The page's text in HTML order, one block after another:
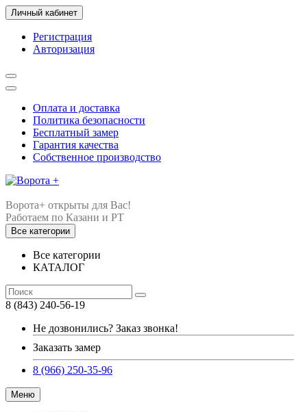
Личный кабинет
Регистрация
Авторизация
Оплата и доставка
Политика безопасности
Бесплатный замер
Гарантия качества
Собственное производство
Ворота+ открыты для Вас!
Все категории
Все категории
КАТАЛОГ
8 (843) 240-56-19
Не дозвонились? Заказ звонка!
Заказать замер
8 (966) 250-35-96
Меню